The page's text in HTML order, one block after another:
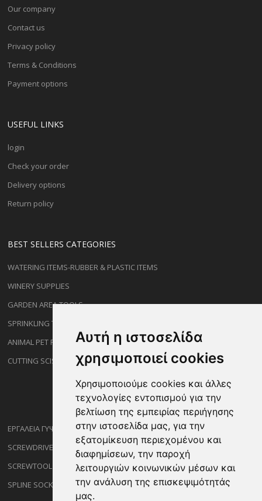
Αυτή η ιστοσελίδα
χρησιμοποιεί cookies
Χρησιμοποιούμε cookies και άλλες
τεχνολογίες εντοπισμού για την
βελτίωση της εμπειρίας περιήγησης
στην ιστοσελίδα μας, για την
εξατομίκευση περιεχομένου και
διαφημίσεων, την παροχή
λειτουργιών κοινωνικών μέσων και
την ανάλυση της επισκεψιμότητάς
μας.
Our company
Contact us
Privacy policy
Terms & Conditions
Payment options
USEFUL LINKS
login
Check your order
Delivery options
Return policy
BEST SELLERS CATEGORIES
WATERING ITEMS-RUBBER & PLASTIC ITEMS
WINERY SUPPLIES
GARDEN AREA TOOLS
SPRINKLING TYPES
ANIMAL PET PRODUCTS
CUTTING SCISSORS
ΕΡΓΑΛΕΙΑ ΓΥΨΟΣΑΝΙΔΑΣ
SCREWDRIVERS
SCREWTOOL NOZZLES
SPLINE SOCKETS